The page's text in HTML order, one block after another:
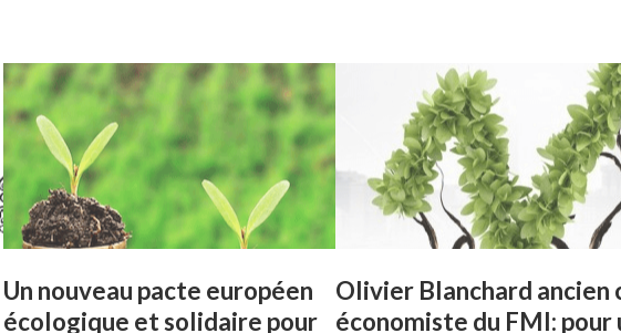
Un nouveau pacte européen
écologique et solidaire pour
Olivier Blanchard ancien
économiste du FMI: pour